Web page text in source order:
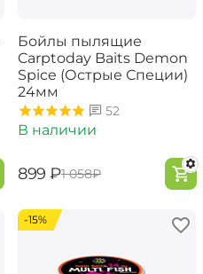
Бойлы пылящие
Carptoday Baits Demon
Spice (Острые Специи)
24мм
52
В наличии
‍899‍ ₽‍1 058‍₽
-15%